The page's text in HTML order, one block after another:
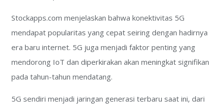
Stockapps.com menjelaskan bahwa konektivitas 5G
mendapat popularitas yang cepat seiring dengan hadirnya
era baru internet. 5G juga menjadi faktor penting yang
mendorong IoT dan diperkirakan akan meningkat signifikan
pada tahun-tahun mendatang.
5G sendiri menjadi jaringan generasi terbaru saat ini, dari